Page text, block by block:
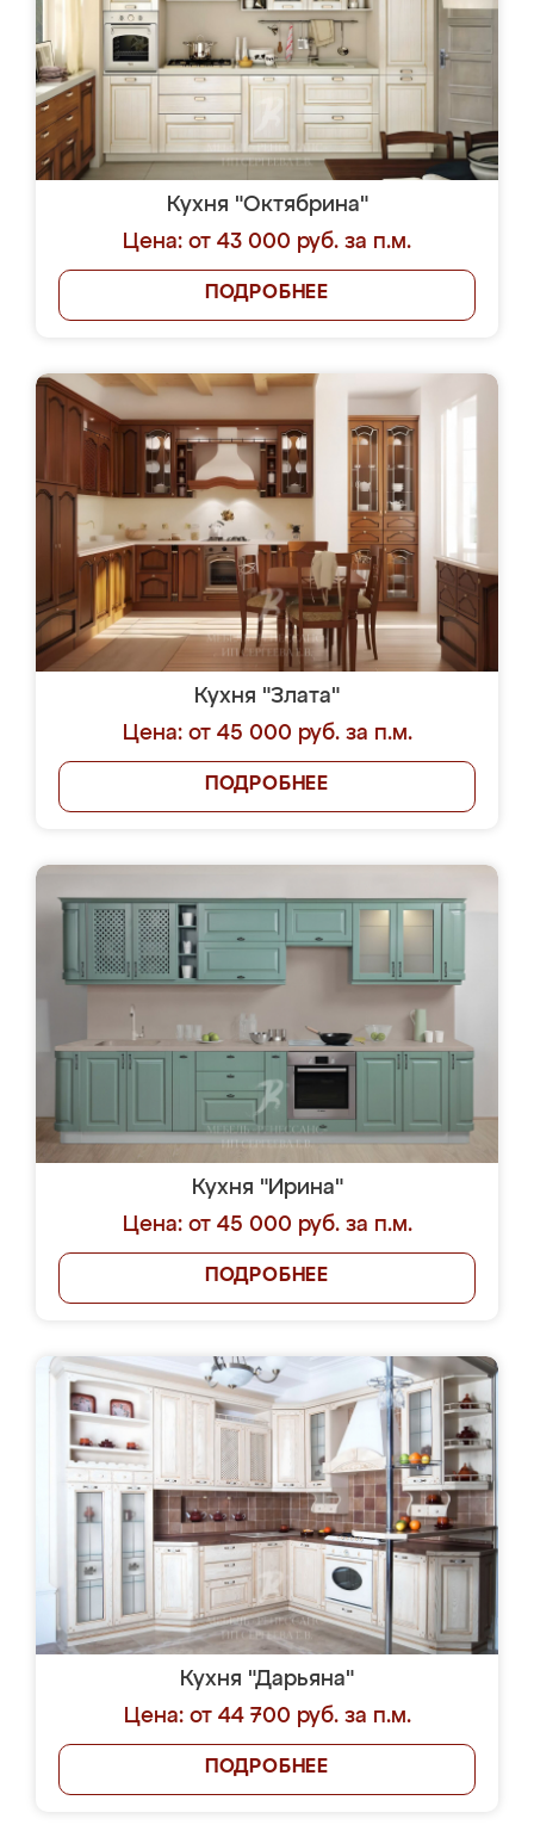
Кухня "Октябрина"
Цена: от 43 000 руб. за п.м.
ПОДРОБНЕЕ
Кухня "Злата"
Цена: от 45 000 руб. за п.м.
ПОДРОБНЕЕ
Кухня "Ирина"
Цена: от 45 000 руб. за п.м.
ПОДРОБНЕЕ
Кухня "Дарьяна"
Цена: от 44 700 руб. за п.м.
ПОДРОБНЕЕ